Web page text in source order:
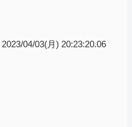
2023/04/03(月) 20:23:20.06